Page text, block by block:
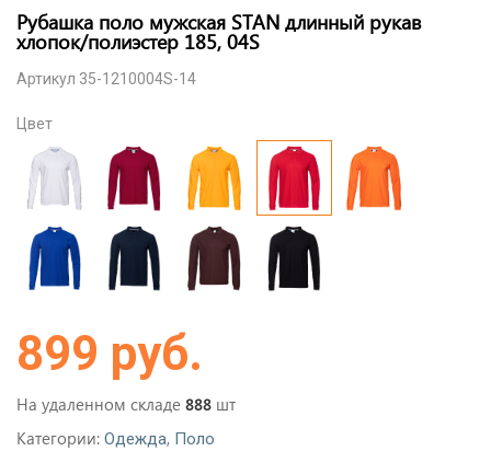
Рубашка поло мужская STAN длинный рукав
хлопок/полиэстер 185, 04S
Артикул 35-1210004S-14
Цвет
899 руб.
На удаленном складе 888 шт
Категории: Одежда, Поло